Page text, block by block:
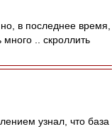
в последнее время,
.. скроллить
узнал, что база